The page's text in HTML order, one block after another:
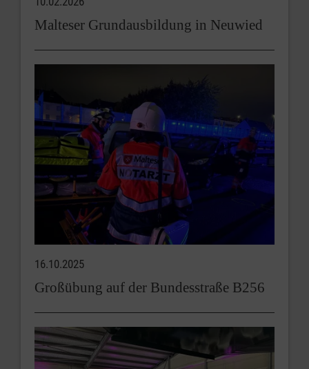
Malteser Grundausbildung in Neuwied
16.10.2025
Großübung auf der Bundesstraße B256